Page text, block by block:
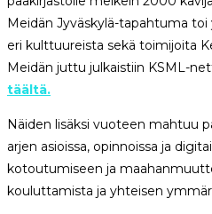
Meidän Jyväskylä-tapahtuma
eri kulttuureista sekä toimijoita
Meidän juttu julkaistiin KSML-
täältä.
Näiden lisäksi vuoteen mahtuu
arjen asioissa, opinnoissa ja
kotoutumiseen ja
kouluttamista ja yhteisen